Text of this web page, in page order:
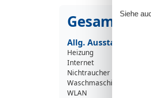
Gesamte
Allg. Ausstattung
Heizung
Internet
Nichtraucher
Waschmaschine
WLAN
Siehe